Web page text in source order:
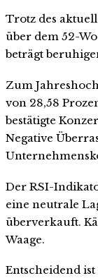
Trotz des
über dem 52-
beträgt
Zum
von 28,58
bestätigte
Negative
Der RSI-
eine neutrale
überverkauft.
Waage.
Entscheidend